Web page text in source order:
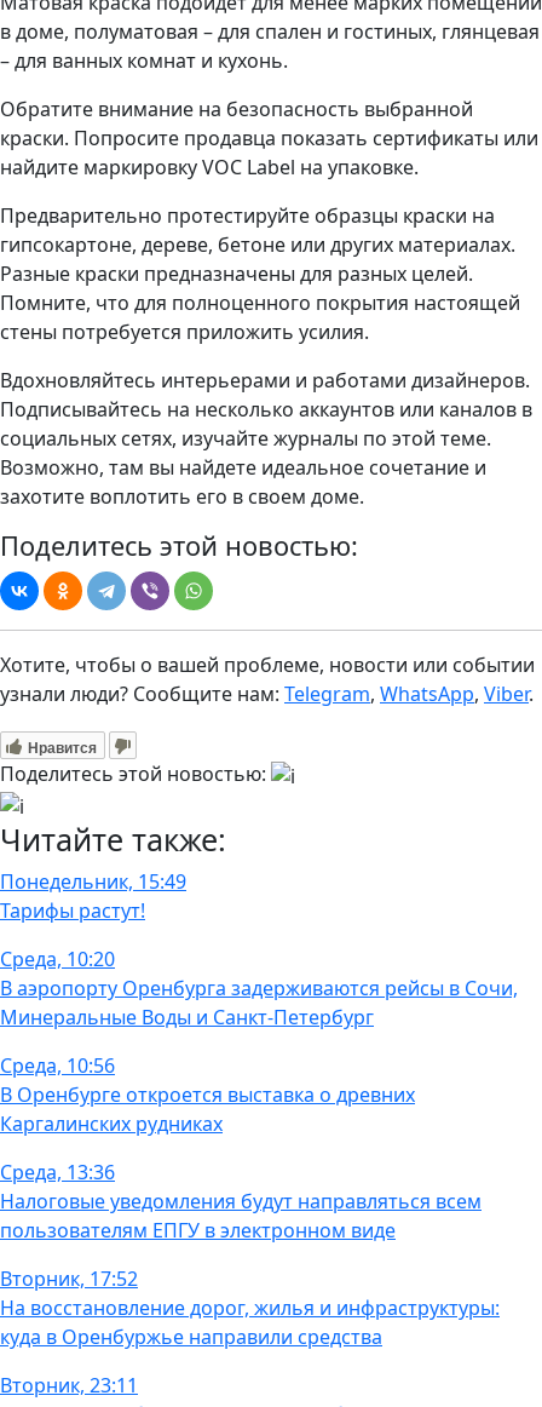
в доме, полуматовая – для спален и гостиных, глянцевая
– для ванных комнат и кухонь.
Обратите внимание на безопасность выбранной
краски. Попросите продавца показать сертификаты или
найдите маркировку VOC Label на упаковке.
Предварительно протестируйте образцы краски на
гипсокартоне, дереве, бетоне или других материалах.
Разные краски предназначены для разных целей.
Помните, что для полноценного покрытия настоящей
стены потребуется приложить усилия.
Вдохновляйтесь интерьерами и работами дизайнеров.
Подписывайтесь на несколько аккаунтов или каналов в
социальных сетях, изучайте журналы по этой теме.
Возможно, там вы найдете идеальное сочетание и
захотите воплотить его в своем доме.
Поделитесь этой новостью:
Хотите, чтобы о вашей проблеме, новости или событии
узнали люди? Сообщите нам: Telegram, WhatsApp, Viber.
Нравится
Поделитесь этой новостью:
Читайте также:
Понедельник, 15:49
Тарифы растут!
Среда, 10:20
В аэропорту Оренбурга задерживаются рейсы в Сочи,
Минеральные Воды и Санкт-Петербург
Среда, 10:56
В Оренбурге откроется выставка о древних
Каргалинских рудниках
Среда, 13:36
Налоговые уведомления будут направляться всем
пользователям ЕПГУ в электронном виде
Вторник, 17:52
На восстановление дорог, жилья и инфраструктуры:
куда в Оренбуржье направили средства
Вторник, 23:11